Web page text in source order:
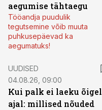
aegumise tähtaegu
Tööandja puudulik
tegutsemine võib muuta
puhkusepäevad ka
aegumatuks!
UUDISED
04.08.26, 09:00
Kui palk ei laeku õigel
ajal: millised nõuded